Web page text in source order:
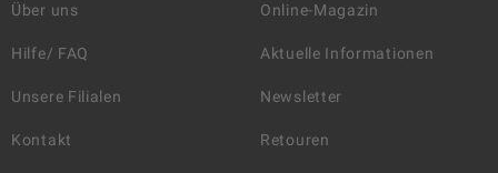
Über uns
Hilfe/ FAQ
Unsere Filialen
Kontakt
Online-Magazin
Aktuelle Informationen
Newsletter
Retouren